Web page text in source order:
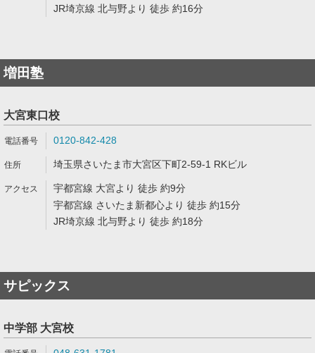
JR埼京線 北与野より 徒歩 約16分
増田塾
大宮東口校
0120-842-428
埼玉県さいたま市大宮区下町2-59-1 RKビル
宇都宮線 大宮より 徒歩 約9分
宇都宮線 さいたま新都心より 徒歩 約15分
JR埼京線 北与野より 徒歩 約18分
サピックス
中学部 大宮校